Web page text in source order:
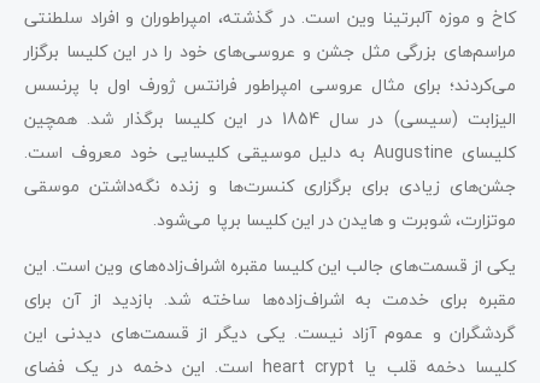
کاخ و موزه آلبرتینا وین است. در گذشته، امپراطوران و افراد سلطنتی
مراسم‌های بزرگی مثل جشن و عروسی‌های خود را در این کلیسا برگزار
می‌کردند؛ برای مثال عروسی امپراطور فرانتس ژورف اول با پرنسس
الیزابت (سیسی) در سال 1854 در این کلیسا برگذار شد. همچین
کلیسای Augustine به دلیل موسیقی کلیسایی خود معروف است.
جشن‌های زیادی برای برگزاری کنسرت‌ها و زنده نگه‌داشتن موسقی
موتزارت، شوبرت و هایدن در این کلیسا برپا می‌شود.
یکی از قسمت‌های جالب این کلیسا مقبره اشراف‌زاده‌های وین است. این
مقبره برای خدمت به اشراف‌زاده‌ها ساخته شد. بازدید از آن برای
گردشگران و عموم آزاد نیست. یکی دیگر از قسمت‌های دیدنی این
کلیسا دخمه قلب یا heart crypt است. این دخمه در یک فضای